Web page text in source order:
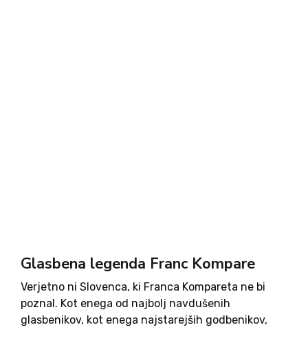
Glasbena legenda Franc Kompare
Verjetno ni Slovenca, ki Franca Kompareta ne bi
poznal. Kot enega od najbolj navdušenih
glasbenikov, kot enega najstarejših godbenikov,